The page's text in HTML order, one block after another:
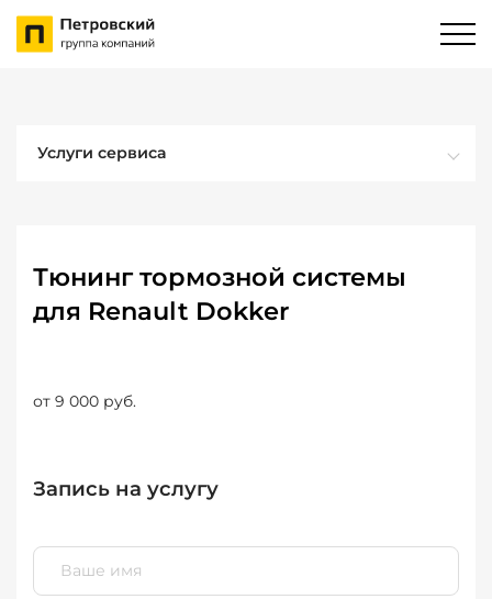
Услуги сервиса
Тюнинг тормозной системы
для Renault Dokker
от 9 000 руб.
Запись на услугу